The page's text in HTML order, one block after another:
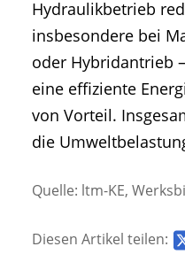
Hydraulikbetrieb
insbesondere bei
oder Hybridantrieb
eine effiziente
von Vorteil.
die
Quelle: ltm-KE,
Diesen Artikel teilen: